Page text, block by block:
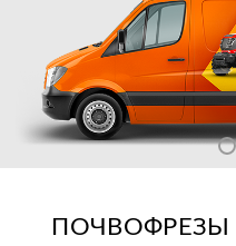
ПОЧВОФРЕЗЫ